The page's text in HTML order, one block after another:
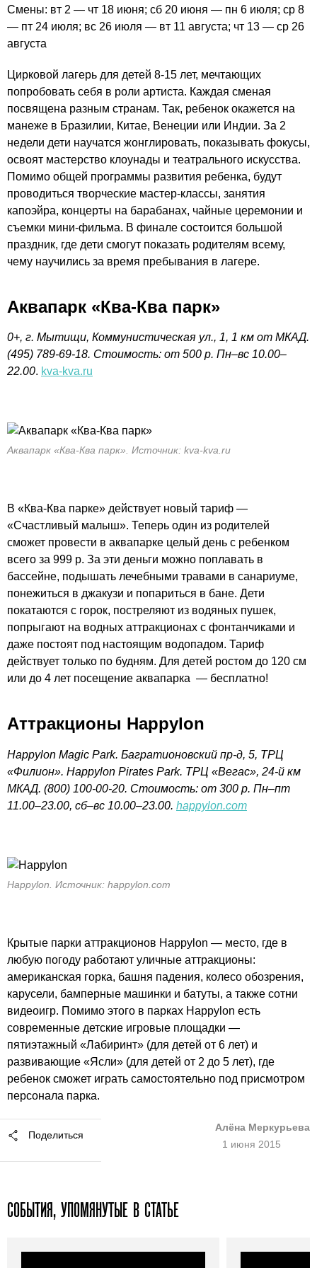
Смены: вт 2 — чт 18 июня; сб 20 июня — пн 6 июля; ср 8
— пт 24 июля; вс 26 июля — вт 11 августа; чт 13 — ср 26
августа
Цирковой лагерь для детей 8-15 лет, мечтающих
попробовать себя в роли артиста. Каждая сменая
посвящена разным странам. Так, ребенок окажется на
манеже в Бразилии, Китае, Венеции или Индии. За 2
недели дети научатся жонглировать, показывать фокусы,
освоят мастерство клоунады и театрального искусства.
Помимо общей программы развития ребенка, будут
проводиться творческие мастер-классы, занятия
капоэйра, концерты на барабанах, чайные церемонии и
съемки мини-фильма. В финале состоится большой
праздник, где дети смогут показать родителям всему,
чему научились за время пребывания в лагере.
Аквапарк «Ква-Ква парк»
0+, г. Мытищи, Коммунистическая ул., 1, 1 км от МКАД.
(495) 789-69-18. Стоимость: от 500 р. Пн–вс 10.00–
22.00. kva-kva.ru
Аквапарк «Ква-Ква парк». Источник: kva-kva.ru
В «Ква-Ква парке» действует новый тариф —
«Счастливый малыш». Теперь один из родителей
сможет провести в аквапарке целый день с ребенком
всего за 999 р. За эти деньги можно поплавать в
бассейне, подышать лечебными травами в санариуме,
понежиться в джакузи и попариться в бане. Дети
покатаются с горок, постреляют из водяных пушек,
попрыгают на водных аттракционах с фонтанчиками и
даже постоят под настоящим водопадом. Тариф
действует только по будням. Для детей ростом до 120 см
или до 4 лет посещение аквапарка — бесплатно!
Аттракционы Happylon
Happylon Magic Park. Багратионовский пр-д, 5, ТРЦ
«Филион». Happylon Pirates Park. ТРЦ «Вегас», 24-й км
МКАД. (800) 100-00-20. Стоимость: от 300 р. Пн–пт
11.00–23.00, сб–вс 10.00–23.00. happylon.com
Happylon. Источник: happylon.com
Крытые парки аттракционов Happylon — место, где в
любую погоду работают уличные аттракционы:
американская горка, башня падения, колесо обозрения,
карусели, бамперные машинки и батуты, а также сотни
видеоигр. Помимо этого в парках Happylon есть
современные детские игровые площадки —
пятиэтажный «Лабиринт» (для детей от 6 лет) и
развивающие «Ясли» (для детей от 2 до 5 лет), где
ребенок сможет играть самостоятельно под присмотром
персонала парка.
Поделиться
Алёна Меркурьева
1 июня 2015
СОБЫТИЯ, УПОМЯНУТЫЕ В СТАТЬЕ